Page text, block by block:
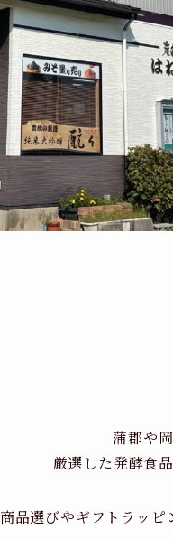
蒲郡や
厳選した発酵食
商品選びやギフトラッピ